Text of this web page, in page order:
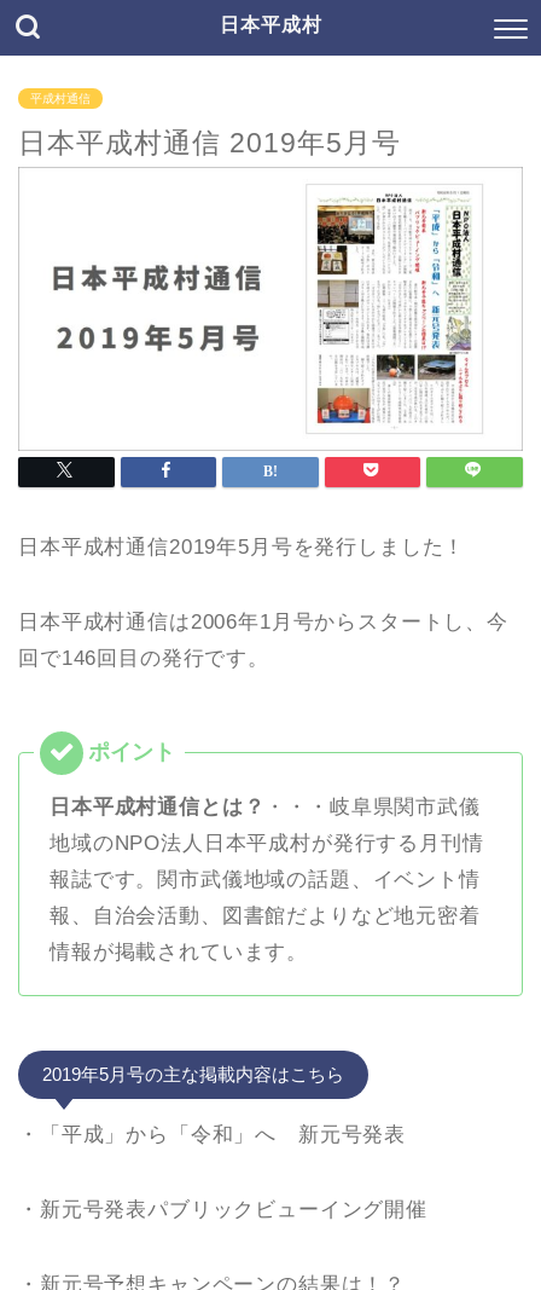
日本平成村
平成村通信
日本平成村通信 2019年5月号
日本平成村通信2019年5月号を発行しました！
日本平成村通信は2006年1月号からスタートし、今
回で146回目の発行です。
日本平成村通信とは？ ・・・岐阜県関市武儀
地域のNPO法人日本平成村が発行する月刊情
報誌です。関市武儀地域の話題、イベント情
報、自治会活動、図書館だよりなど地元密着
情報が掲載されています。
2019年5月号の主な掲載内容はこちら
・「平成」から「令和」へ 新元号発表
・新元号発表パブリックビューイング開催
・新元号予想キャンペーンの結果は！？